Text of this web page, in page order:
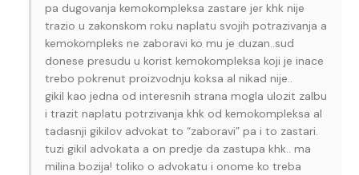
pa dugovanja kemokompleksa zastare jer khk nije
trazio u zakonskom roku naplatu svojih potrazivanja a
kemokompleks ne zaboravi ko mu je duzan..sud
donese presudu u korist kemokompleksa koji je inace
trebo pokrenut proizvodnju koksa al nikad nije..
gikil kao jedna od interesnih strana mogla ulozit zalbu
i trazit naplatu potrzivanja khk od kemokompleksa al
tadasnji gikilov advokat to “zaboravi” pa i to zastari.
tuzi gikil advokata a on predje da zastupa khk.. ma
milina bozija! toliko o advokatu i onome ko treba